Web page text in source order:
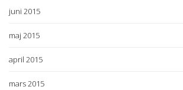
juni 2015
maj 2015
april 2015
mars 2015